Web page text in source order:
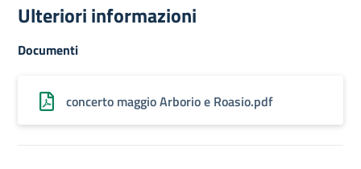
Ulteriori informazioni
Documenti
concerto maggio Arborio e Roasio.pdf